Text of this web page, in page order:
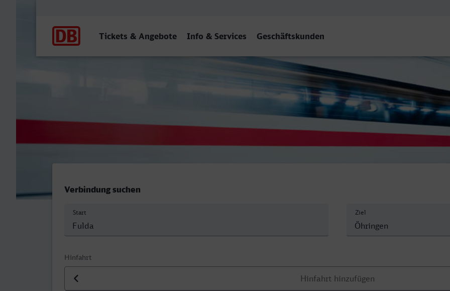
Tickets & Angebote Info & Services Geschäftskunden
Verbindung suchen
Start Ziel
Hinfahrt
Datum der Hinfahrt